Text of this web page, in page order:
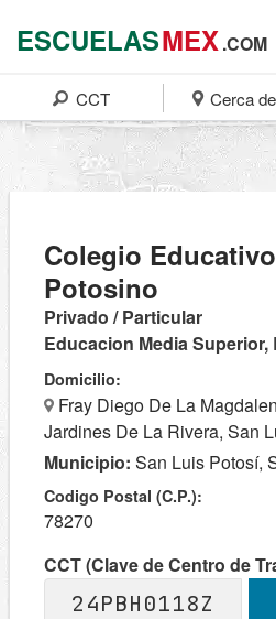
ESCUELASMEX.COM
CCT Cerca
Colegio
Potosino
Privado / Particular
Educacion Media Superior,
Domicilio:
Fray Diego De La
Jardines De La Rivera, San
Municipio: San Luis Potosí,
Codigo Postal (C.P.):
78270
CCT (Clave de Centro de
24PBH0118Z